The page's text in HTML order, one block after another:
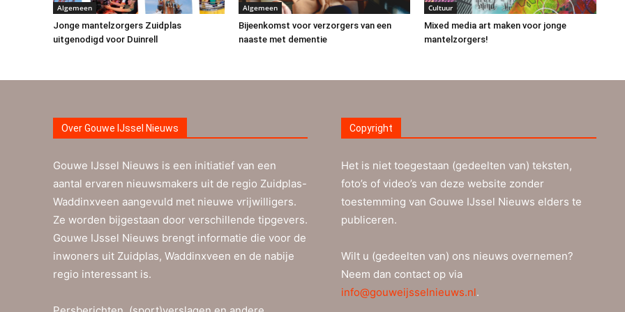
Algemeen
Jonge mantelzorgers Zuidplas
uitgenodigd voor Duinrell
Algemeen
Bijeenkomst voor verzorgers van een
naaste met dementie
Cultuur
Mixed media art maken voor jonge
mantelzorgers!
Over Gouwe IJssel Nieuws
Gouwe IJssel Nieuws is een initiatief van een
aantal ervaren nieuwsmakers uit de regio Zuidplas-
Waddinxveen aangevuld met nieuwe vrijwilligers.
Ze worden bijgestaan door verschillende tipgevers.
Gouwe IJssel Nieuws brengt informatie die voor de
inwoners uit Zuidplas, Waddinxveen en de nabije
regio interessant is.
Copyright
Het is niet toegestaan (gedeelten van) teksten,
foto’s of video’s van deze website zonder
toestemming van Gouwe IJssel Nieuws elders te
publiceren.
Wilt u (gedeelten van) ons nieuws overnemen?
Neem dan contact op via
info@gouweijsselnieuws.nl.